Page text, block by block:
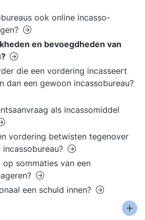
ook online incasso-
en bevoegdheden van
die een vordering incasseert
dan een gewoon incassobureau?
als incassomiddel
vordering betwisten tegenover
sommaties van een
een schuld innen?